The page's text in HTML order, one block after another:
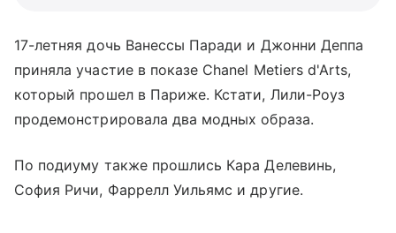
17-летняя дочь Ванессы Паради и Джонни Деппа
приняла участие в показе Chanel Metiers d'Arts,
который прошел в Париже. Кстати, Лили-Роуз
продемонстрировала два модных образа.
По подиуму также прошлись Кара Делевинь,
София Ричи, Фаррелл Уильямс и другие.